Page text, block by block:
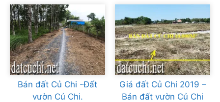
Bán đất Củ Chi -Đất
vườn Củ Chi.
Giá đất Củ Chi 2019 –
Bán đất vườn Củ Chi